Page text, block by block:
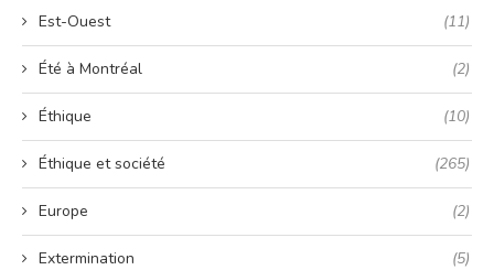
Est-Ouest (11)
Été à Montréal (2)
Éthique (10)
Éthique et société (265)
Europe (2)
Extermination (5)